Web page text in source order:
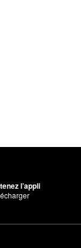
l’appli